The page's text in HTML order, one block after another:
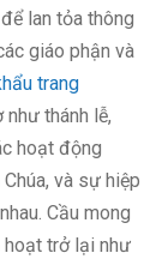
lan tỏa thông
giáo phận và
trang
thánh lễ,
hoạt động
và sự hiệp
Cầu mong
trở lại như